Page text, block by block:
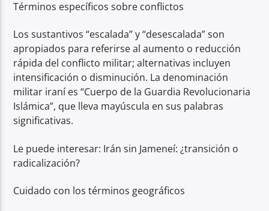
Términos específicos sobre conflictos
Los sustantivos “escalada” y “desescalada” son
apropiados para referirse al aumento o reducción
rápida del conflicto militar; alternativas incluyen
intensificación o disminución. La denominación
militar iraní es “Cuerpo de la Guardia Revolucionaria
Islámica”, que lleva mayúscula en sus palabras
significativas.
Le puede interesar: Irán sin Jameneí: ¿transición o
radicalización?
Cuidado con los términos geográficos